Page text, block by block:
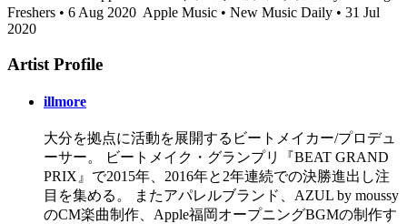
Freshers • 6 Aug 2020 Apple Music • New Music Daily • 31 Jul
2020
Artist Profile
illmore
大分を拠点に活動を展開するビートメイカー/プロデュ
ーサー。 ビートメイク・グランプリ『BEAT GRAND
PRIX』で2015年、2016年と2年連続での決勝進出し注
目を集める。 またアパレルブランド、AZUL by moussy
のCM楽曲制作、Apple福岡オープニングBGMの制作す